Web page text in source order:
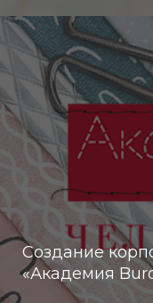
Создание
«Академия